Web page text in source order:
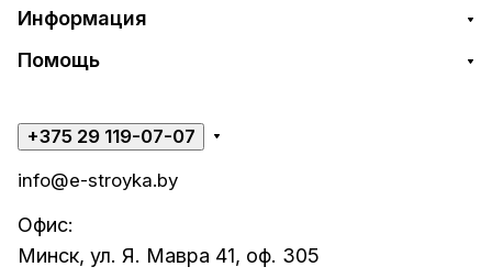
Информация
Помощь
+375 29 119-07-07
info@e-stroyka.by
Офис:
Минск, ул. Я. Мавра 41, оф. 305